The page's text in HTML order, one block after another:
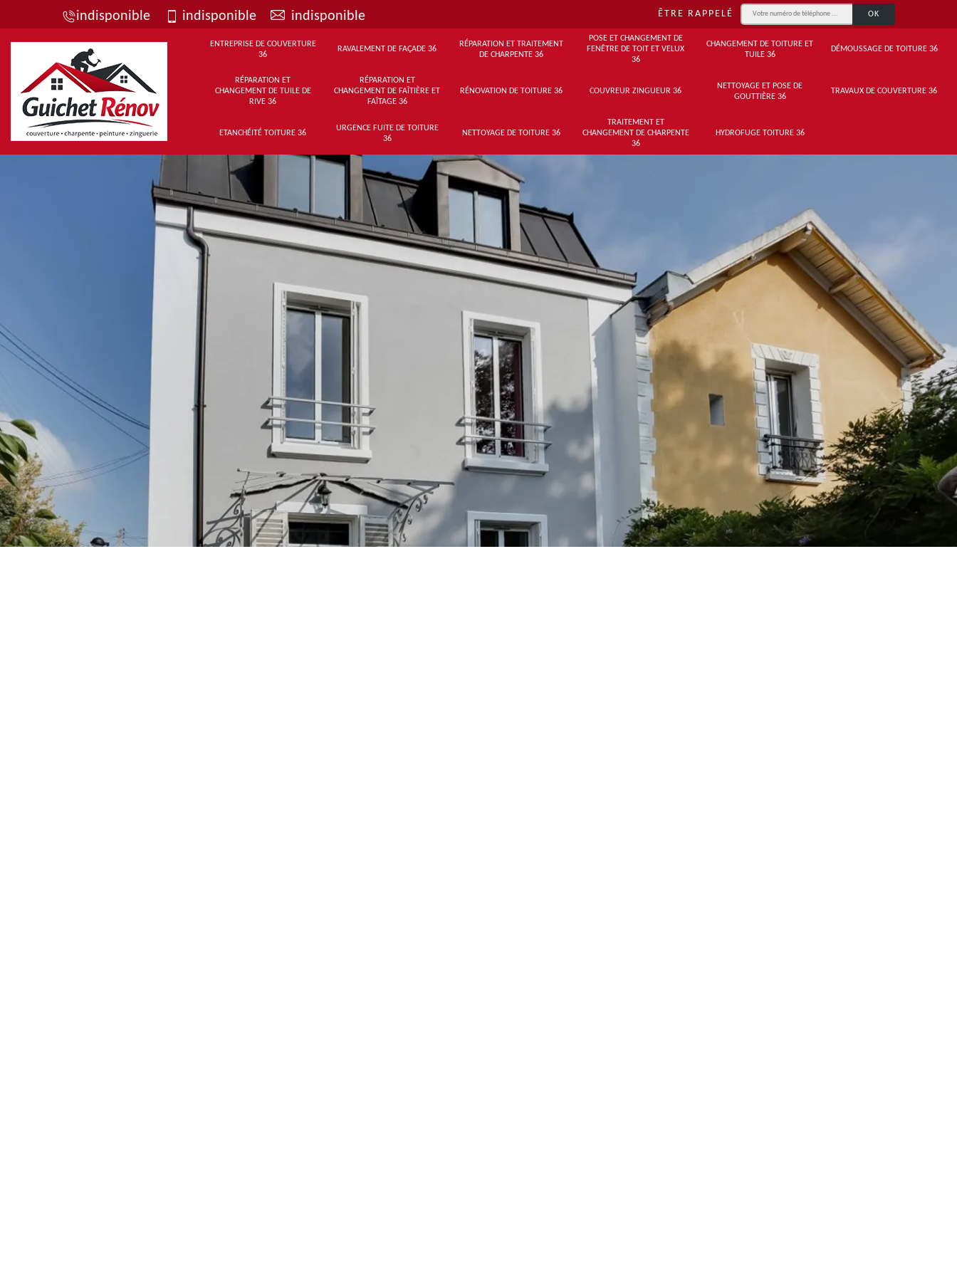
indisponible indisponible indisponible ÊTRE RAPPELÉ
ENTREPRISE DE COUVERTURE
36
RAVALEMENT DE FAÇADE 36
RÉPARATION ET TRAITEMENT
DE CHARPENTE 36
POSE ET CHANGEMENT DE
FENÊTRE DE TOIT ET VELUX
36
CHANGEMENT DE TOITURE ET
TUILE 36
DÉMOUSSAGE DE TOITURE 36
RÉPARATION ET
CHANGEMENT DE TUILE DE
RIVE 36
RÉPARATION ET
CHANGEMENT DE FAÎTIÈRE ET
FAÎTAGE 36
RÉNOVATION DE TOITURE 36 COUVREUR ZINGUEUR 36
NETTOYAGE ET POSE DE
GOUTTIÈRE 36
TRAVAUX DE COUVERTURE 36
ETANCHÉITÉ TOITURE 36
URGENCE FUITE DE TOITURE
36
NETTOYAGE DE TOITURE 36
TRAITEMENT ET
CHANGEMENT DE CHARPENTE
36
HYDROFUGE TOITURE 36